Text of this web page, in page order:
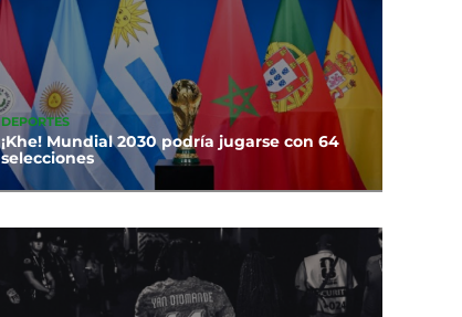
DEPORTES
¡Khe! Mundial 2030 podría jugarse con 64
selecciones